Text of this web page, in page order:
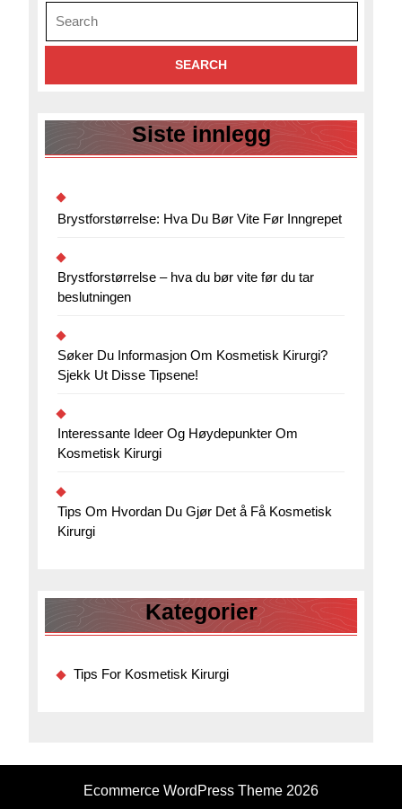
for:
Siste innlegg
Brystforstørrelse: Hva Du Bør Vite Før Inngrepet
Brystforstørrelse – hva du bør vite før du tar
beslutningen
Søker Du Informasjon Om Kosmetisk Kirurgi?
Sjekk Ut Disse Tipsene!
Interessante Ideer Og Høydepunkter Om
Kosmetisk Kirurgi
Tips Om Hvordan Du Gjør Det å Få Kosmetisk
Kirurgi
Kategorier
Tips For Kosmetisk Kirurgi
Ecommerce WordPress Theme 2026